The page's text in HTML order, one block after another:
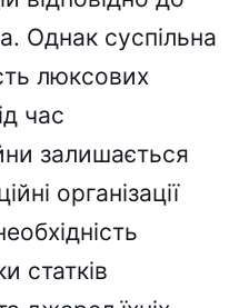
Однак суспільна
люксових
час
залишається
організації
статків